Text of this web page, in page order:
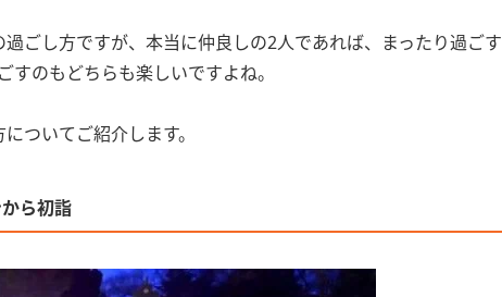
ごし方ですが、本当に仲良しの2人であれば、まったり過ごす
すのもどちらも楽しいですよね。
ついてご紹介します。
ら初詣